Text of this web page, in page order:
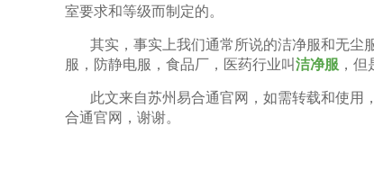
室要求和等级而制定的。
其实，事实上我们通常所说的洁净服和无尘
服，防静电服，食品厂，医药行业叫洁净服 ，
此文来自苏州易合通官网，如需转载和使用
合通官网，谢谢。